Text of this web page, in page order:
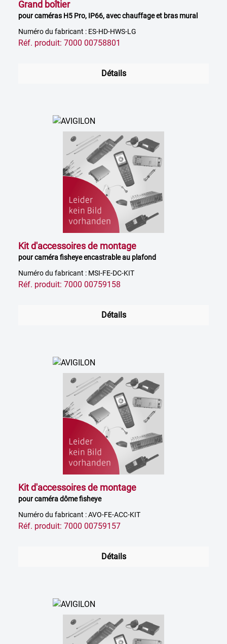
Grand boîtier
pour caméras H5 Pro, IP66, avec chauffage et bras mural
Numéro du fabricant : ES-HD-HWS-LG
Réf. produit: 7000 00758801
Détails
Kit d'accessoires de montage
pour caméra fisheye encastrable au plafond
Numéro du fabricant : MSI-FE-DC-KIT
Réf. produit: 7000 00759158
Détails
Kit d'accessoires de montage
pour caméra dôme fisheye
Numéro du fabricant : AVO-FE-ACC-KIT
Réf. produit: 7000 00759157
Détails